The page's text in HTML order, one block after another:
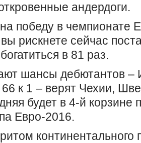
андердоги.
победу в чемпионате
рискнете сейчас
в 81 раз.
шансы дебютантов –
к 1 – верят Чехии,
будет в 4-й корзине
Евро-2016.
континентального